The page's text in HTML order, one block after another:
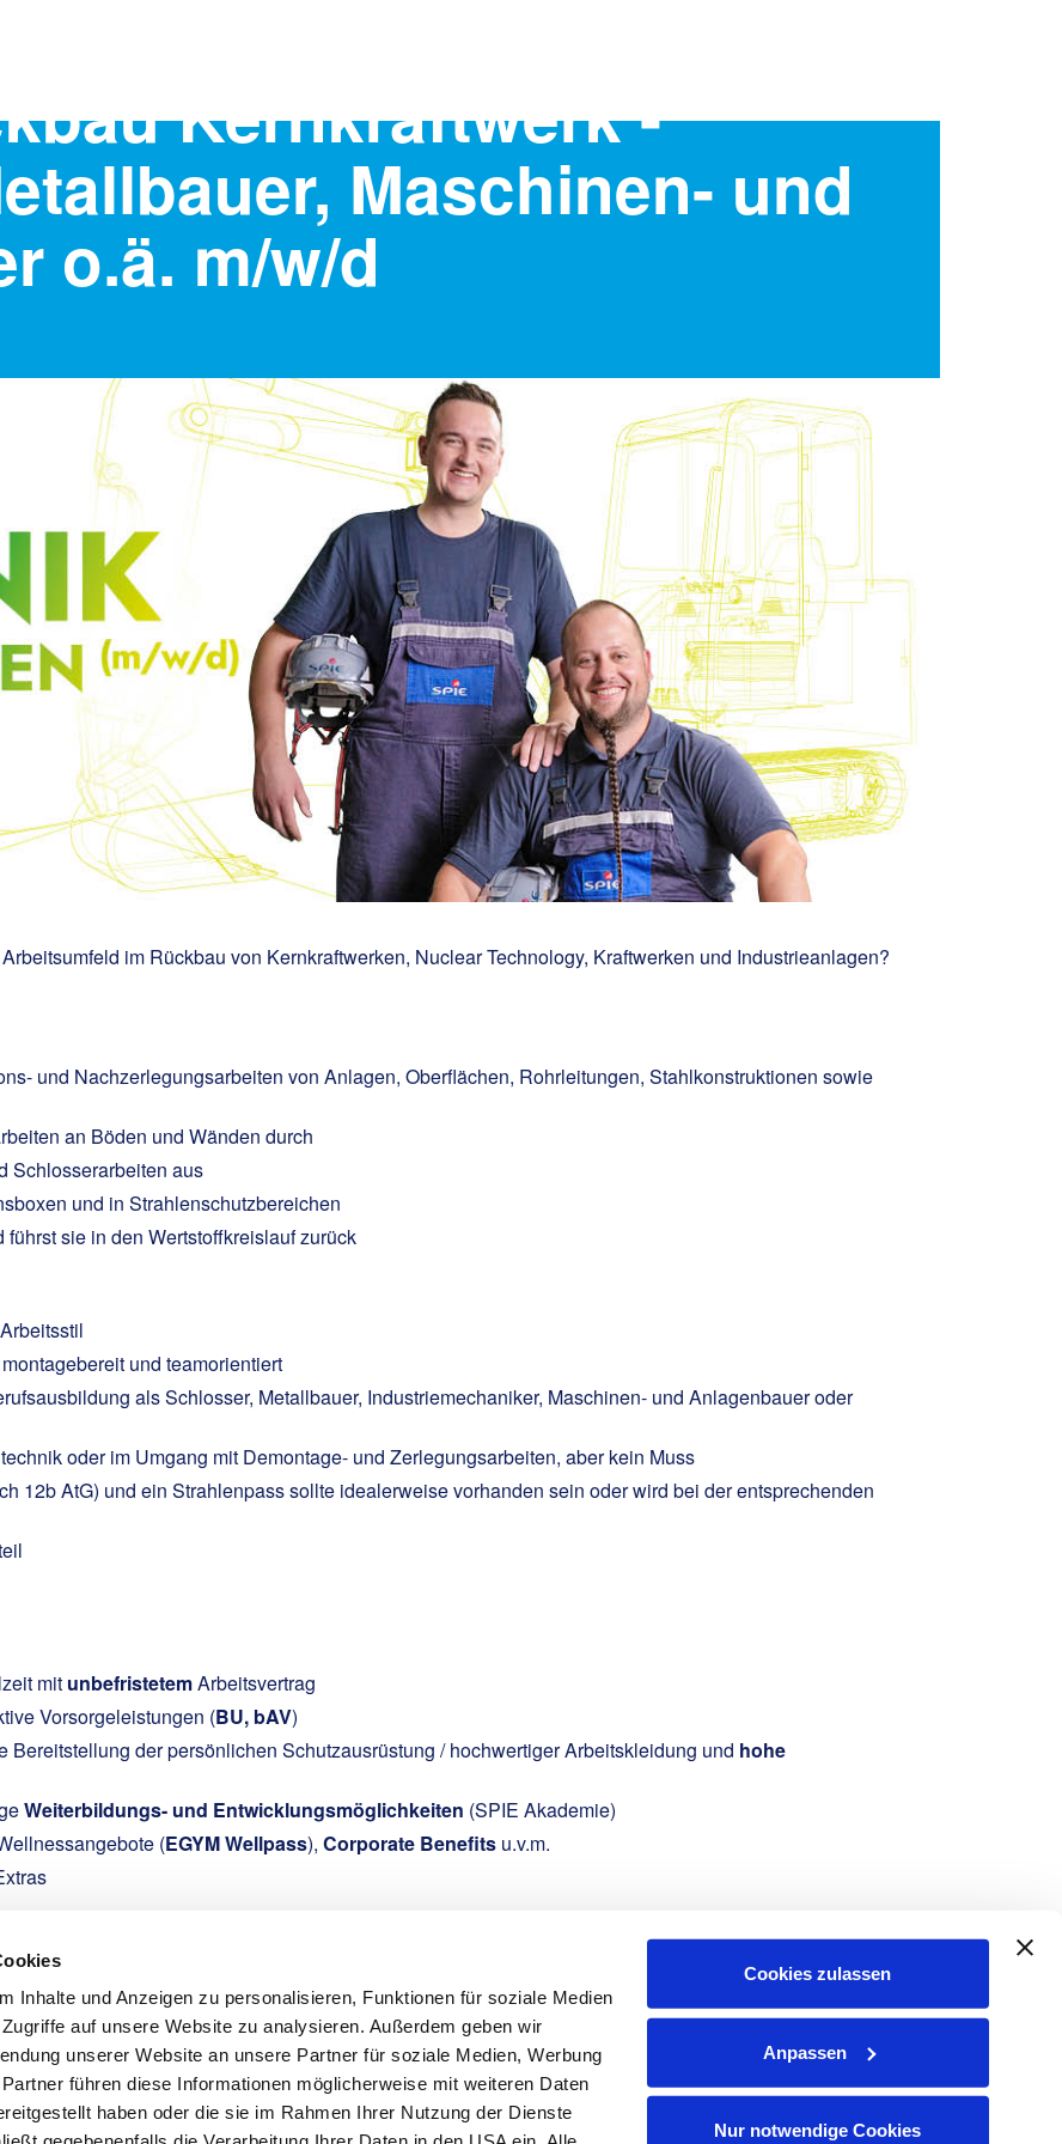
Inhalte und Anzeigen zu personalisieren, Funktionen für soziale Medien
auf unsere Website zu analysieren. Außerdem geben wir
unserer Website an unsere Partner für soziale Medien, Werbung
führen diese Informationen möglicherweise mit weiteren Daten
haben oder die sie im Rahmen Ihrer Nutzung der Dienste
Cookies zulassen
Anpassen
Nur notwendige Cookies
Kernkraftwerk -
Maschinen- und
o.ä. m/w/d
im Rückbau von Kernkraftwerken, Nuclear Technology, Kraftwerken und Industrieanlagen?
und Nachzerlegungsarbeiten von Anlagen, Oberflächen, Rohrleitungen, Stahlkonstruktionen sowie
an Böden und Wänden durch
Schlosserarbeiten aus
und in Strahlenschutzbereichen
sie in den Wertstoffkreislauf zurück
und teamorientiert
als Schlosser, Metallbauer, Industriemechaniker, Maschinen- und Anlagenbauer oder
oder im Umgang mit Demontage- und Zerlegungsarbeiten, aber kein Muss
12b AtG) und ein Strahlenpass sollte idealerweise vorhanden sein oder wird bei der entsprechenden
mit unbefristetemArbeitsvertrag
Vorsorgeleistungen (BU, bAV)
Bereitstellung der persönlichen Schutzausrüstung / hochwertiger Arbeitskleidung und hohe
Weiterbildungs- und Entwicklungsmöglichkeiten (SPIE Akademie)
(EGYM Wellpass), Corporate Benefits u.v.m.
Markt etablierter, erfolgreicher Anbieter von Kernkraftwerks-, Kraftwerks- und